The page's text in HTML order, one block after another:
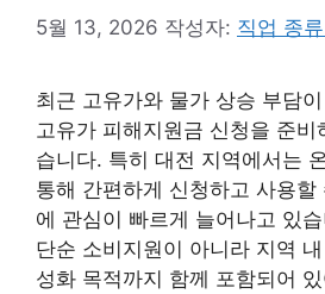
5월 13, 2026 작성자: 직업 종
최근 고유가와 물가 상승 부담
고유가 피해지원금 신청을 준비
습니다. 특히 대전 지역에서는
통해 간편하게 신청하고 사용할
에 관심이 빠르게 늘어나고 있
단순 소비지원이 아니라 지역
성화 목적까지 함께 포함되어